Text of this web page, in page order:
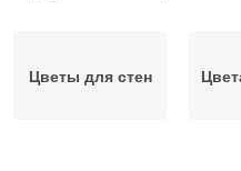
Цветы для стен